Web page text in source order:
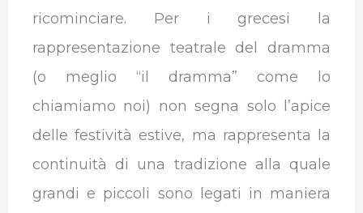
ricominciare. Per i grecesi la
rappresentazione teatrale del dramma
(o meglio “il dramma” come lo
chiamiamo noi) non segna solo l’apice
delle festività estive, ma rappresenta la
continuità di una tradizione alla quale
grandi e piccoli sono legati in maniera